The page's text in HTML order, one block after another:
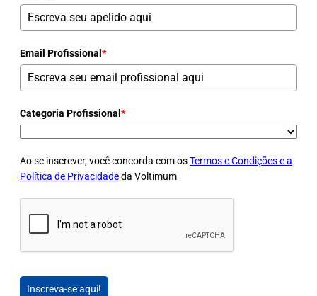
Email Profissional *
Categoria Profissional *
Ao se inscrever, você concorda com osTermos e Condições e a
Política de Privacidadeda Voltimum
Inscreva-se aqui!